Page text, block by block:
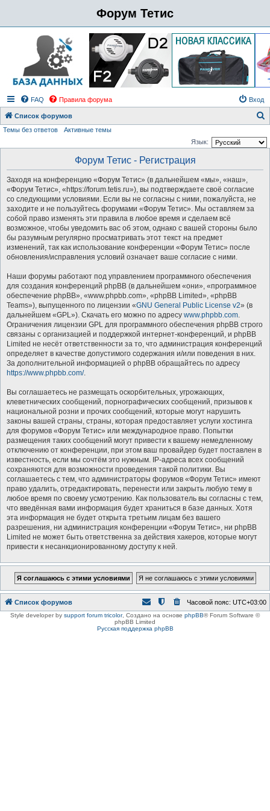
Форум Тетис
FAQ Правила форума Вход
Список форумов
Темы без ответов
Активные темы
Язык:
Форум Тетис - Регистрация
Заходя на конференцию «Форум Тетис» (в дальнейшем «мы», «наш»,
«Форум Тетис», «https://forum.tetis.ru»), вы подтверждаете своё согласие
со следующими условиями. Если вы не согласны с ними, пожалуйста, не
заходите и не пользуйтесь форумами «Форум Тетис». Мы оставляем за
собой право изменять эти правила в любое время и сделаем всё
возможное, чтобы уведомить вас об этом, однако с вашей стороны было
бы разумным регулярно просматривать этот текст на предмет
изменений, так как использование конференции «Форум Тетис» после
обновления/исправления условий означает ваше согласие с ними.
Наши форумы работают под управлением программного обеспечения
для создания конференций phpBB (в дальнейшем «они», «программное
обеспечение phpBB», «www.phpbb.com», «phpBB Limited», «phpBB
Teams»), выпущенного по лицензии «GNU General Public License v2» (в
дальнейшем «GPL»). Скачать его можно по адресу www.phpbb.com.
Ограничения лицензии GPL для программного обеспечения phpBB строго
связаны с организацией и поддержкой интернет-конференций, и phpBB
Limited не несёт ответственности за то, что администрация конференций
определяет в качестве допустимого содержания и/или поведения в них.
За дополнительной информацией о phpBB обращайтесь по адресу
https://www.phpbb.com/.
Вы соглашаетесь не размещать оскорбительных, угрожающих,
клеветнических сообщений, порнографических сообщений, призывов к
национальной розни и прочих сообщений, которые могут нарушить
законы вашей страны, страны, которая предоставляет услуги хостинга
для форумов «Форум Тетис» или международное право. Попытки
размещения таких сообщений могут привести к вашему немедленному
отключению от конференции, при этом ваш провайдер будет поставлен в
известность, если мы сочтём это нужным. IP-адреса всех сообщений
сохраняются для возможности проведения такой политики. Вы
соглашаетесь с тем, что администраторы форумов «Форум Тетис» имеют
право удалить, отредактировать, перенести или закрыть любую тему в
любое время по своему усмотрению. Как пользователь вы согласны с тем,
что введённая вами информация будет храниться в базе данных. Хотя
эта информация не будет открыта третьим лицам без вашего
разрешения, ни администрация конференции «Форум Тетис», ни phpBB
Limited не может быть ответственна за действия хакеров, которые могут
привести к несанкционированному доступу к ней.
Список форумов Часовой пояс: UTC+03:00
Style developer by support forum tricolor, Создано на основе phpBB® Forum Software ©
phpBB Limited
Русская поддержка phpBB